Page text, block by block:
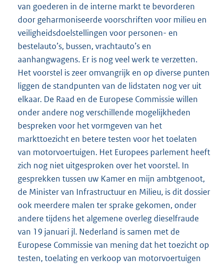
van goederen in de interne markt te bevorderen
door geharmoniseerde voorschriften voor milieu en
veiligheidsdoelstellingen voor personen- en
bestelauto’s, bussen, vrachtauto’s en
aanhangwagens. Er is nog veel werk te verzetten.
Het voorstel is zeer omvangrijk en op diverse punten
liggen de standpunten van de lidstaten nog ver uit
elkaar. De Raad en de Europese Commissie willen
onder andere nog verschillende mogelijkheden
bespreken voor het vormgeven van het
markttoezicht en betere testen voor het toelaten
van motorvoertuigen. Het Europees parlement heeft
zich nog niet uitgesproken over het voorstel. In
gesprekken tussen uw Kamer en mijn ambtgenoot,
de Minister van Infrastructuur en Milieu, is dit dossier
ook meerdere malen ter sprake gekomen, onder
andere tijdens het algemene overleg dieselfraude
van 19 januari jl. Nederland is samen met de
Europese Commissie van mening dat het toezicht op
testen, toelating en verkoop van motorvoertuigen